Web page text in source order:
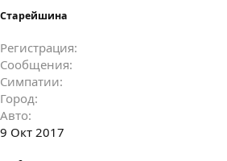
Старейшина
Регистрация
Сообщения
Симпатии
Город
Авто
9 Окт 2017